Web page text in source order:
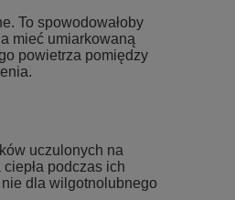
To spowodowałoby
mieć umiarkowaną
powietrza pomiędzy
uczulonych na
podczas ich
dla wilgotnolubnego